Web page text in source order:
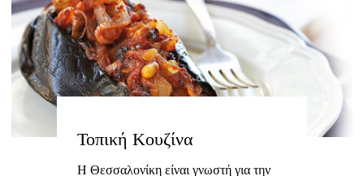
Τοπική Κουζίνα
Η Θεσσαλονίκη είναι γνωστή για την